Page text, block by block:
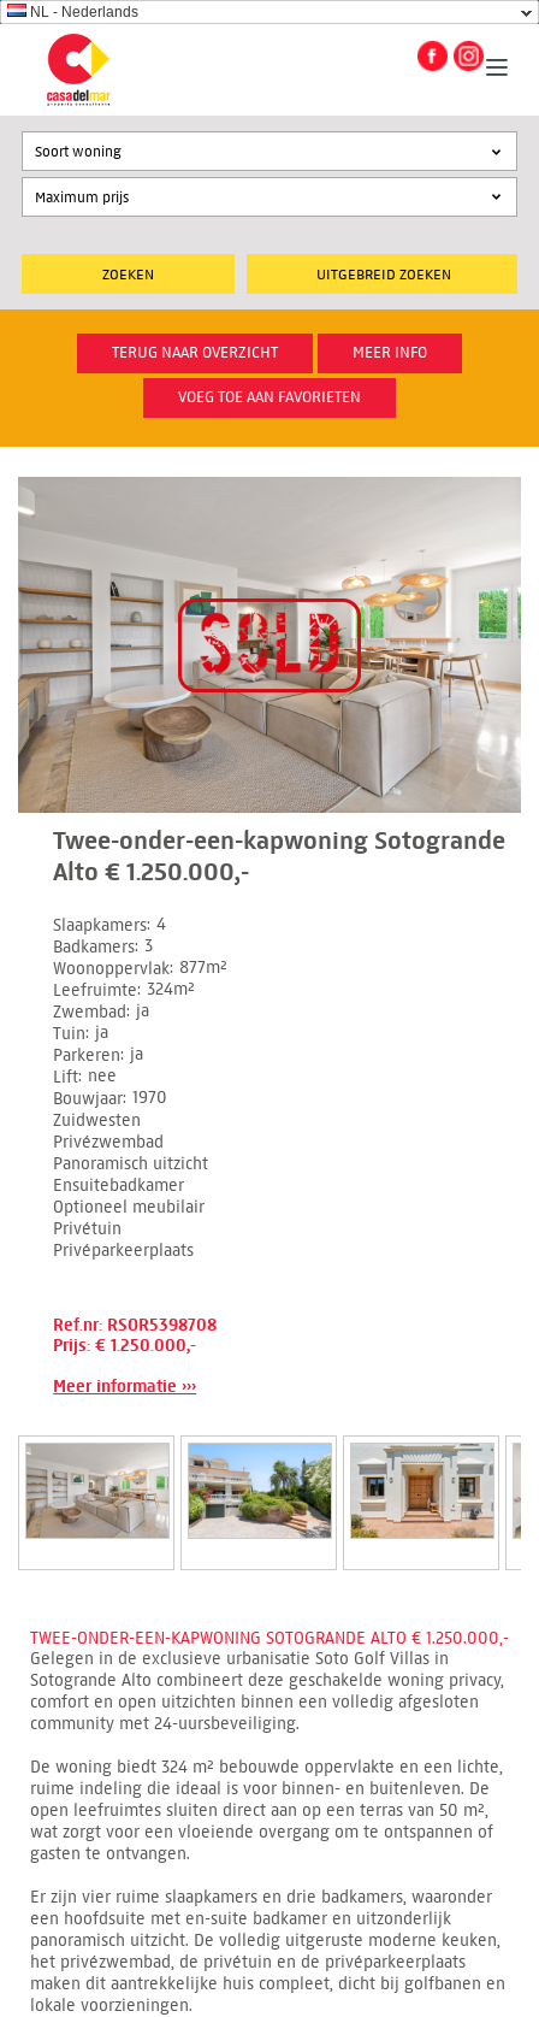
NL - Nederlands
UITGEBREID ZOEKEN
Soort woning
TERUG NAAR OVERZICHT MEER INFO
VOEG TOE AAN FAVORIETEN
Twee-onder-een-kapwoning Sotogrande
Alto € 1.250.000,-
Slaapkamers 4
Badkamers 3
Woonoppervlak 877m²
Leefruimte 324m²
Zwembad ja
Tuin ja
Parkeren ja
Lift nee
Bouwjaar 1970
Zuidwesten
Privézwembad
Panoramisch uitzicht
Ensuitebadkamer
Optioneel meubilair
Privétuin
Privéparkeerplaats
Ref.nr: RSOR5398708
Prijs: € 1.250.000,-
Meer informatie ›››
TWEE-ONDER-EEN-KAPWONING SOTOGRANDE ALTO € 1.250.000,-
Gelegen in de exclusieve urbanisatie Soto Golf Villas in
Sotogrande Alto combineert deze geschakelde woning privacy,
comfort en open uitzichten binnen een volledig afgesloten
community met 24-uursbeveiliging.
De woning biedt 324 m² bebouwde oppervlakte en een lichte,
ruime indeling die ideaal is voor binnen- en buitenleven. De
open leefruimtes sluiten direct aan op een terras van 50 m²,
wat zorgt voor een vloeiende overgang om te ontspannen of
gasten te ontvangen.
Er zijn vier ruime slaapkamers en drie badkamers, waaronder
een hoofdsuite met en-suite badkamer en uitzonderlijk
panoramisch uitzicht. De volledig uitgeruste moderne keuken,
het privézwembad, de privétuin en de privéparkeerplaats
maken dit aantrekkelijke huis compleet, dicht bij golfbanen en
lokale voorzieningen.